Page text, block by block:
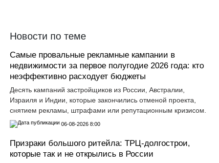
Новости по теме
Самые провальные рекламные кампании в
недвижимости за первое полугодие 2026 года: кто
неэффективно расходует бюджеты
Десять кампаний застройщиков из России, Австралии,
Израиля и Индии, которые закончились отменой проекта,
снятием рекламы, штрафами или репутационным кризисом.
06-08-2026 8:00
Призраки большого ритейла: ТРЦ-долгострои,
которые так и не открылись в России